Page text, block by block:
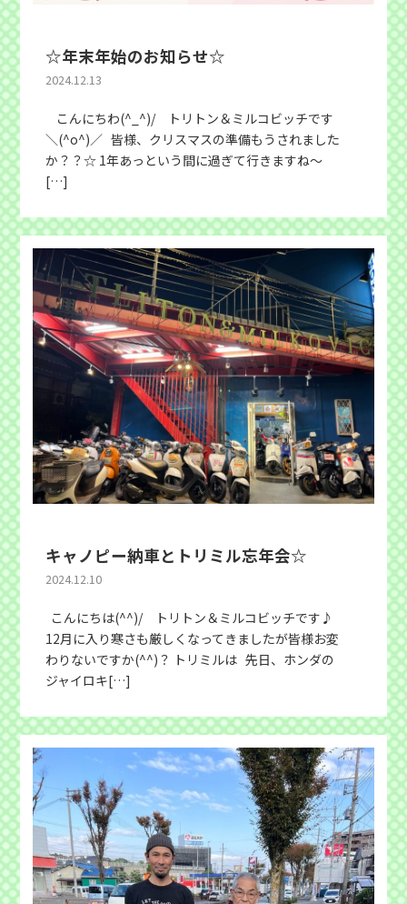
☆年末年始のお知らせ☆
2024.12.13
こんにちわ(^_^)/ トリトン＆ミルコビッチです
＼(^o^)／ 皆様、クリスマスの準備もうされました
か？？☆ 1年あっという間に過ぎて行きますね～
[…]
キャノピー納車とトリミル忘年会☆
2024.12.10
こんにちは(^^)/ トリトン＆ミルコビッチです♪
12月に入り寒さも厳しくなってきましたが皆様お変
わりないですか(^^)？ トリミルは 先日、ホンダの
ジャイロキ[…]